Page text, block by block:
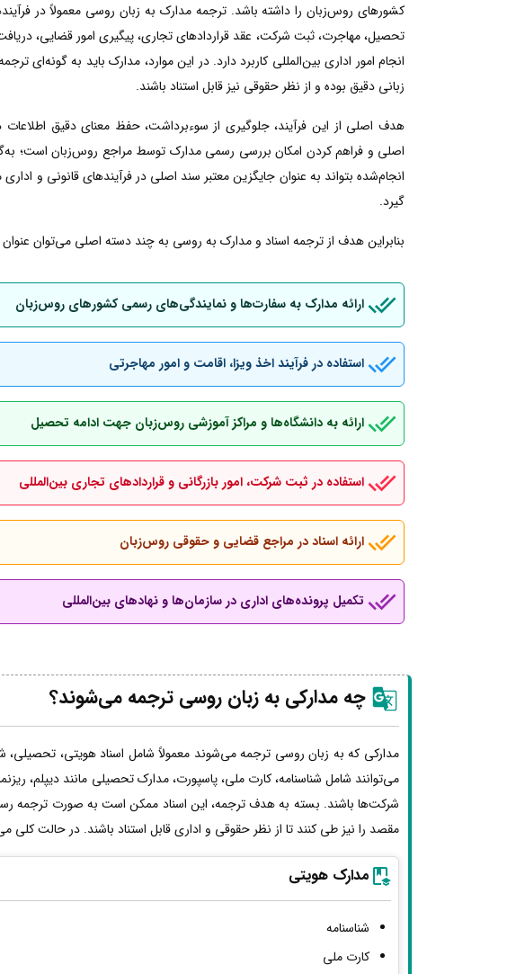
کشورهای روس‌زبان را داشته باشد. ترجمه مدارک به زبان روسی معمولاً در
تحصیل، مهاجرت، ثبت شرکت، عقد قراردادهای تجاری، پیگیری امور قضایی،
انجام امور اداری بین‌المللی کاربرد دارد. در این موارد، مدارک باید به گونه‌ای
زبانی دقیق بوده و از نظر حقوقی نیز قابل استناد باشند.
هدف اصلی از این فرآیند، جلوگیری از سوءبرداشت، حفظ معنای دقیق
اصلی و فراهم کردن امکان بررسی رسمی مدارک توسط مراجع روس‌زبان است؛
انجام‌شده بتواند به عنوان جایگزین معتبر سند اصلی در فرآیندهای قانونی و اداری
گیرد.
بنابراین هدف از ترجمه اسناد و مدارک به روسی به چند دسته اصلی می‌توان عنوان
ارائه مدارک به سفارت‌ها و نمایندگی‌های رسمی کشورهای روس‌زبان
استفاده در فرآیند اخذ ویزا، اقامت و امور مهاجرتی
ارائه به دانشگاه‌ها و مراکز آموزشی روس‌زبان جهت ادامه تحصیل
استفاده در ثبت شرکت، امور بازرگانی و قراردادهای تجاری بین‌المللی
ارائه اسناد در مراجع قضایی و حقوقی روس‌زبان
تکمیل پرونده‌های اداری در سازمان‌ها و نهادهای بین‌المللی
چه مدارکی به زبان روسی ترجمه می‌شوند؟
مدارکی که به زبان روسی ترجمه می‌شوند معمولاً شامل اسناد هویتی، تحصیلی،
می‌توانند شامل شناسنامه، کارت ملی، پاسپورت، مدارک تحصیلی مانند دیپلم،
شرکت‌ها باشند. بسته به هدف ترجمه، این اسناد ممکن است به صورت ترجمه
مقصد را نیز طی کنند تا از نظر حقوقی و اداری قابل استناد باشند. در حالت
مدارک هویتی
شناسنامه
کارت ملی